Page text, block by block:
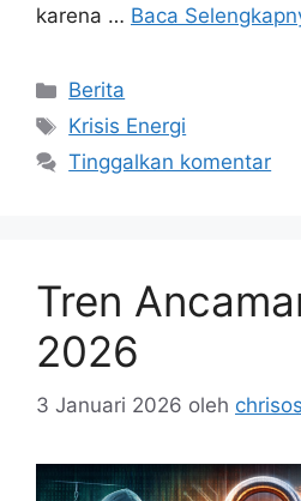
karena … Baca
Kategori
Berita
Tag
Krisis Energi
Tinggalkan komentar
Tren
2026
3 Januari 2026 oleh